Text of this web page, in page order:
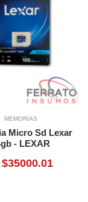
MEMORIAS
Micro Sd Lexar
- LEXAR
$35000.01